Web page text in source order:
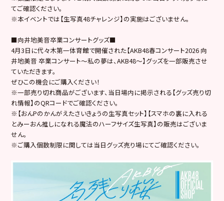
てご確認ください。
※本イベントでは【生写真48チャレンジ】の実施はございません。
■向井地美音卒業コンサートグッズ■
4月3日に代々木第一体育館で開催された【AKB48春コンサート2026 向
井地美音 卒業コンサート～私の夢は、AKB48～】グッズを一部販売させ
ていただきます。
ぜひこの機会にご購入ください！
※一部売り切れ商品がございます、当日場内に掲示される【グッズ売り切
れ情報】のQRコードでご確認ください。
※【おんPのかんがえたさいきょうの生写真セット】【スマホの裏に入れる
とみーおん推しになれる魔法のハーフサイズ生写真】の販売はございま
せん。
※ご購入個数制限に関しては当日グッズ売り場にてご確認ください。